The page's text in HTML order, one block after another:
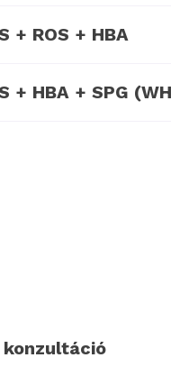
+ ROS + HBA
HBA + SPG